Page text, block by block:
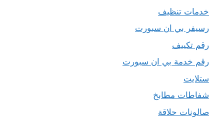
خدمات تنظيف
رسيفر بي ان سبورت
رقم تكييف
رقم خدمة بي ان سبورت
ستلايت
شفاطات مطابخ
صالونات حلاقة